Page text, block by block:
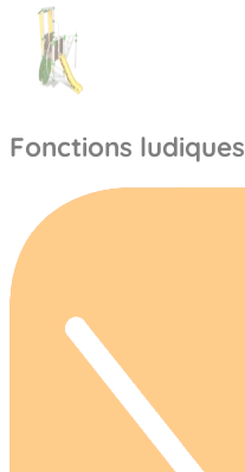
Fonctions ludiques